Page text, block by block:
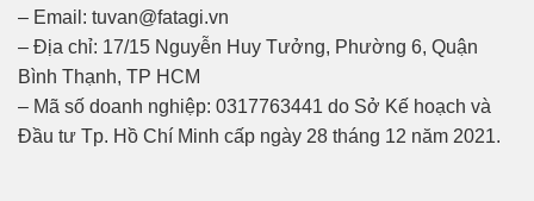
– Email: tuvan@fatagi.vn
– Địa chỉ: 17/15 Nguyễn Huy Tưởng, Phường 6, Quận
Bình Thạnh, TP HCM
– Mã số doanh nghiệp: 0317763441 do Sở Kế hoạch và
Đầu tư Tp. Hồ Chí Minh cấp ngày 28 tháng 12 năm 2021.